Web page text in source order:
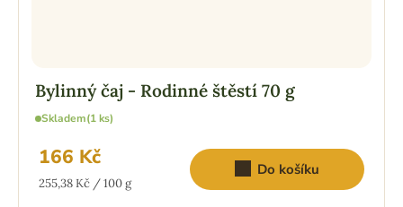
Bylinný čaj - Rodinné štěstí 70 g
Skladem(1 ks)
166 Kč
Měrná
255,38 Kč / 100 g
Do košíku